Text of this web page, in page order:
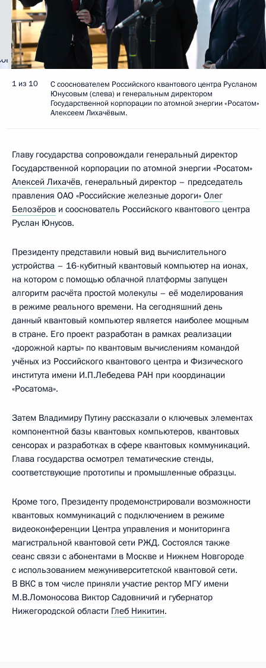
1 из 10
С сооснователем Российского квантового центра Русланом
Юнусовым (слева) и генеральным директором
Государственной корпорации по атомной энергии «Росатом»
Алексеем Лихачёвым.
Главу государства сопровождали генеральный директор
Государственной корпорации по атомной энергии «Росатом»
Алексей Лихачёв, генеральный директор – председатель
правления ОАО «Российские железные дороги» Олег
Белозёров и сооснователь Российского квантового центра
Руслан Юнусов.
Президенту представили новый вид вычислительного
устройства – 16-кубитный квантовый компьютер на ионах,
на котором с помощью облачной платформы запущен
алгоритм расчёта простой молекулы – её моделирования
в режиме реального времени. На сегодняшний день
данный квантовый компьютер является наиболее мощным
в стране. Его проект разработан в рамках реализации
«дорожной карты» по квантовым вычислениям командой
учёных из Российского квантового центра и Физического
института имени И.П.Лебедева РАН при координации
«Росатома».
Затем Владимиру Путину рассказали о ключевых элементах
компонентной базы квантовых компьютеров, квантовых
сенсорах и разработках в сфере квантовых коммуникаций.
Глава государства осмотрел тематические стенды,
соответствующие прототипы и промышленные образцы.
Кроме того, Президенту продемонстрировали возможности
квантовых коммуникаций с подключением в режиме
видеоконференции Центра управления и мониторинга
магистральной квантовой сети РЖД. Состоялся также
сеанс связи с абонентами в Москве и Нижнем Новгороде
с использованием межуниверситетской квантовой сети.
В ВКС в том числе приняли участие ректор МГУ имени
М.В.Ломоносова Виктор Садовничий и губернатор
Нижегородской области Глеб Никитин.